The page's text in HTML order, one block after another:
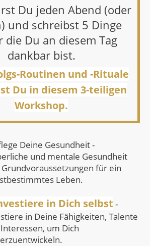
Du jeden Abend (oder
und schreibst 5 Dinge
die Du an diesem Tag
dankbar bist.
Routinen und -Rituale
Du in diesem 3-teiligen
Workshop.
Deine Gesundheit -
und mentale Gesundheit
Grundvoraussetzungen für ein
Leben.
in Dich selbst -
in Deine Fähigkeiten, Talente
um Dich